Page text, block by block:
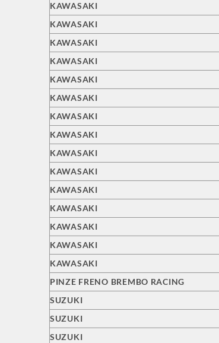
KAWASAKI
KAWASAKI
KAWASAKI
KAWASAKI
KAWASAKI
KAWASAKI
KAWASAKI
KAWASAKI
KAWASAKI
KAWASAKI
KAWASAKI
KAWASAKI
KAWASAKI
KAWASAKI
KAWASAKI
PINZE FRENO BREMBO RACING
SUZUKI
SUZUKI
SUZUKI